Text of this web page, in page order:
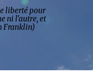
liberté pour
ni l'autre, et
Franklin)